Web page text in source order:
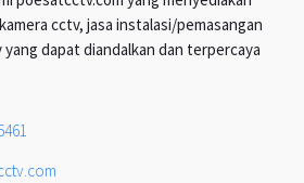
cctv, jasa instalasi/pemasangan
dapat diandalkan dan terpercaya